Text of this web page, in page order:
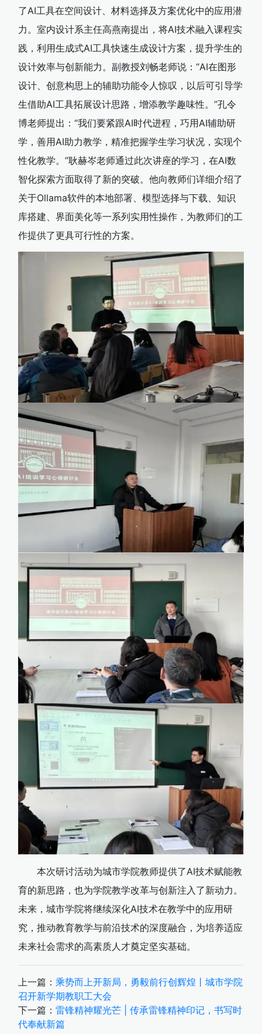
了AI工具在空间设计、材料选择及方案优化中的应用潜
力。室内设计系主任高燕南提出，将AI技术融入课程实
践，利用生成式AI工具快速生成设计方案，提升学生的
设计效率与创新能力。副教授刘畅老师说：“AI在图形
设计、创意构思上的辅助功能令人惊叹，以后可引导学
生借助AI工具拓展设计思路，增添教学趣味性。”孔令
博老师提出：“我们要紧跟AI时代进程，巧用AI辅助研
学，善用AI助力教学，精准把握学生学习状况，实现个
性化教学。”耿赫岑老师通过此次讲座的学习，在AI数
智化探索方面取得了新的突破。他向教师们详细介绍了
关于Ollama软件的本地部署、模型选择与下载、知识
库搭建、界面美化等一系列实用性操作，为教师们的工
作提供了更具可行性的方案。
本次研讨活动为城市学院教师提供了AI技术赋能教
育的新思路，也为学院教学改革与创新注入了新动力。
未来，城市学院将继续深化AI技术在教学中的应用研
究，推动教育教学与前沿技术的深度融合，为培养适应
未来社会需求的高素质人才奠定坚实基础。
上一篇： 乘势而上开新局，勇毅前行创辉煌丨城市学院
召开新学期教职工大会
下一篇： 雷锋精神耀光芒 | 传承雷锋精神印记，书写时
代奉献新篇